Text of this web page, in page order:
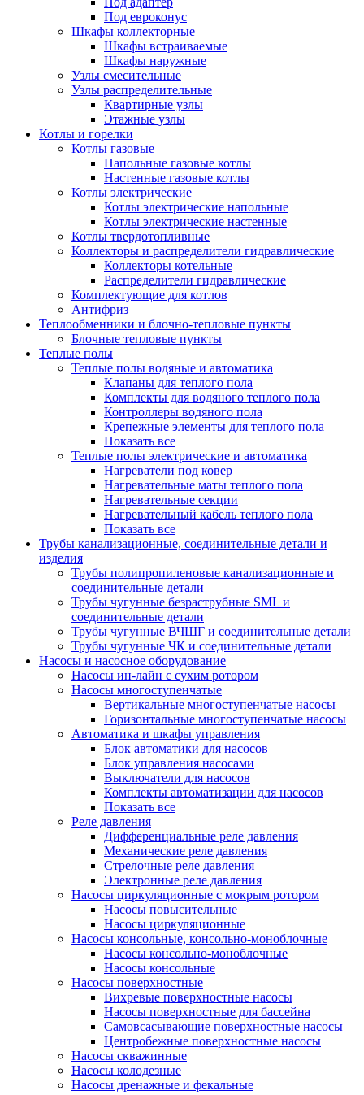
Под евроконус
Шкафы коллекторные
Шкафы встраиваемые
Шкафы наружные
Узлы смесительные
Узлы распределительные
Квартирные узлы
Этажные узлы
Котлы и горелки
Котлы газовые
Напольные газовые котлы
Настенные газовые котлы
Котлы электрические
Котлы электрические напольные
Котлы электрические настенные
Котлы твердотопливные
Коллекторы и распределители гидравлические
Коллекторы котельные
Распределители гидравлические
Комплектующие для котлов
Антифриз
Теплообменники и блочно-тепловые пункты
Блочные тепловые пункты
Теплые полы
Теплые полы водяные и автоматика
Клапаны для теплого пола
Комплекты для водяного теплого пола
Контроллеры водяного пола
Крепежные элементы для теплого пола
Показать все
Теплые полы электрические и автоматика
Нагреватели под ковер
Нагревательные маты теплого пола
Нагревательные секции
Нагревательный кабель теплого пола
Показать все
Трубы канализационные, соединительные детали и
изделия
Трубы полипропиленовые канализационные и
соединительные детали
Трубы чугунные безраструбные SML и
соединительные детали
Трубы чугунные ВЧШГ и соединительные детали
Трубы чугунные ЧК и соединительные детали
Насосы и насосное оборудование
Насосы ин-лайн с сухим ротором
Насосы многоступенчатые
Вертикальные многоступенчатые насосы
Горизонтальные многоступенчатые насосы
Автоматика и шкафы управления
Блок автоматики для насосов
Блок управления насосами
Выключатели для насосов
Комплекты автоматизации для насосов
Показать все
Реле давления
Дифференциальные реле давления
Механические реле давления
Стрелочные реле давления
Электронные реле давления
Насосы циркуляционные с мокрым ротором
Насосы повысительные
Насосы циркуляционные
Насосы консольные, консольно-моноблочные
Насосы консольно-моноблочные
Насосы консольные
Насосы поверхностные
Вихревые поверхностные насосы
Насосы поверхностные для бассейна
Самовсасывающие поверхностные насосы
Центробежные поверхностные насосы
Насосы скважинные
Насосы колодезные
Насосы дренажные и фекальные